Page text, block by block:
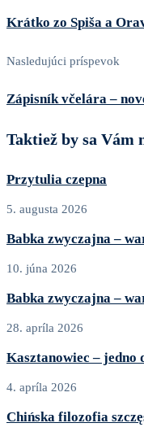
Krátko zo Spiša a
Nasledujúci príspevok
Zápisník včelára –
Taktiež by sa Vám
Przytulia czepna
5. augusta 2026
Babka zwyczajna –
10. júna 2026
Babka zwyczajna –
28. apríla 2026
Kasztanowiec – jedno
4. apríla 2026
Chińska filozofia